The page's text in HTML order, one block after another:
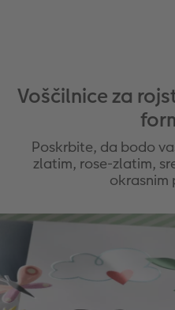
Voščilnice za
Poskrbite, da bodo
zlatim, rose-zlatim,
okrasnim